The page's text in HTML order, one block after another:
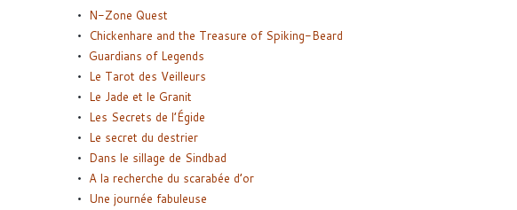
N-Zone Quest
Chickenhare and the Treasure of Spiking-Beard
Guardians of Legends
Le Tarot des Veilleurs
Le Jade et le Granit
Les Secrets de l’Égide
Le secret du destrier
Dans le sillage de Sindbad
A la recherche du scarabée d’or
Une journée fabuleuse